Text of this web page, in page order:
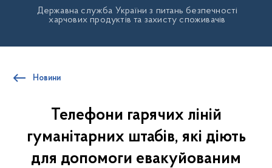
Державна служба України з питань безпечності
харчових продуктів та захисту споживачів
Новини
Телефони гарячих ліній
гуманітарних штабів, які діють
для допомоги евакуйованим